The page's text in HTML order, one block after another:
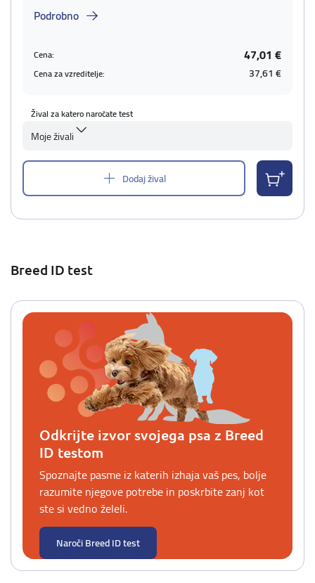
Podrobno
Cena: 47,01 €
Cena za vzreditelje: 37,61 €
Žival za katero naročate test
Moje živali
Dodaj žival
Breed ID test
Odkrijte izvor svojega psa z Breed
ID testom
Spoznajte pasme iz katerih izhaja vaš pes, bolje
razumite njegove potrebe in poskrbite zanj kot
ste si vedno želeli.
Naroči Breed ID test